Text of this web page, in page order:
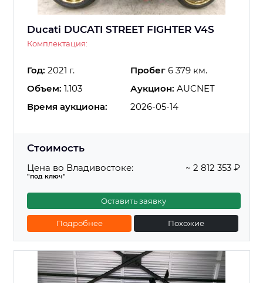
Ducati DUCATI STREET FIGHTER V4S
Комплектация:
Год: 2021 г. Пробег 6 379 км.
Объем: 1.103 Аукцион: AUCNET
Время аукциона:
2026-05-14
Стоимость
Цена во Владивостоке:
"под ключ"
~ 2 812 353 ₽
Оставить заявку
Подробнее Похожие